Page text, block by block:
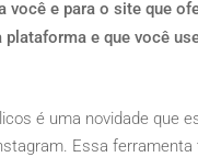
você e para o site que
e que você
é uma novidade que
Essa